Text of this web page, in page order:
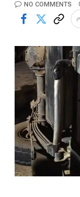
NO COMMENTS